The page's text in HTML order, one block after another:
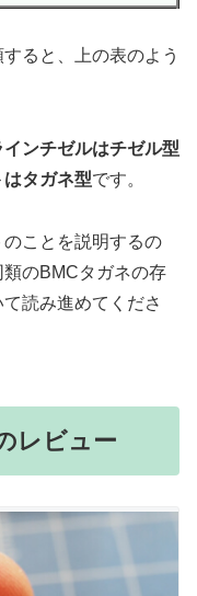
ると、上の表のよう
ンチゼルはチゼル型
タガネ型です。
ことを説明するの
のBMCタガネの存
読み進めてくださ
レビュー